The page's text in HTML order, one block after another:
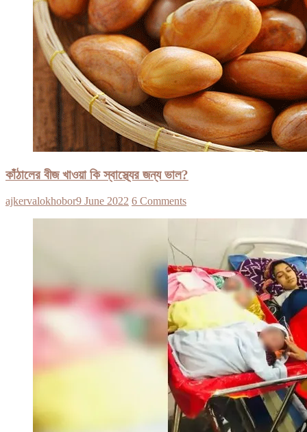
কাঁঠালের বীজ খাওয়া কি স্বাস্থ্যের জন্য ভাল?
ajkervalokhobor9 June 2022 6 Comments